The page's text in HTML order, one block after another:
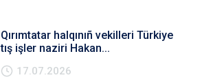
Qırımtatar halqınıñ vekilleri Türkiye
tış işler naziri Hakan...
17.07.2026